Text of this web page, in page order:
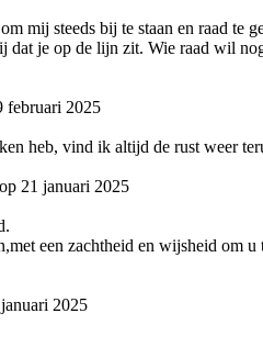
mij steeds bij te staan en raad te
dat je op de lijn zit. Wie raad wil
februari 2025
heb, vind ik altijd de rust weer
op 21 januari 2025
een zachtheid en wijsheid om u
2025